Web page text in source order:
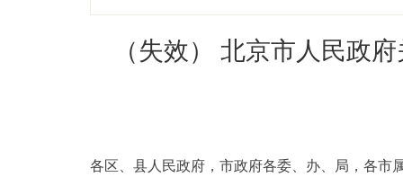
政策兑现
（失效） 北京市人民政
各区、县人民政府，市政府各委、办、局，各市